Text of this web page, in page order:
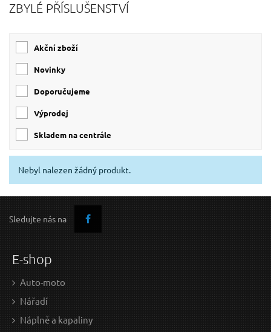
ZBYLÉ PŘÍSLUŠENSTVÍ
Akční zboží
Novinky
Doporučujeme
Výprodej
skladem na centrále
Nebyl nalezen žádný produkt.
Sledujte nás na
E-shop
Auto-moto
Nářadí
Náplně a kapaliny